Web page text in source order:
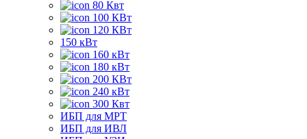
80 Квт
100 КВт
120 КВт
150 кВт
160 кВт
180 кВт
200 КВт
240 кВт
300 Квт
ИБП для МРТ
ИБП для ИВЛ